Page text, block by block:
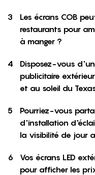
3
Les écrans COB
restaurants pour
à manger ?
4
Disposez-vous
publicitaire
et au soleil du
5
Pourriez-vous
d'installation
la visibilité de jour
6
Vos écrans LED
pour afficher les